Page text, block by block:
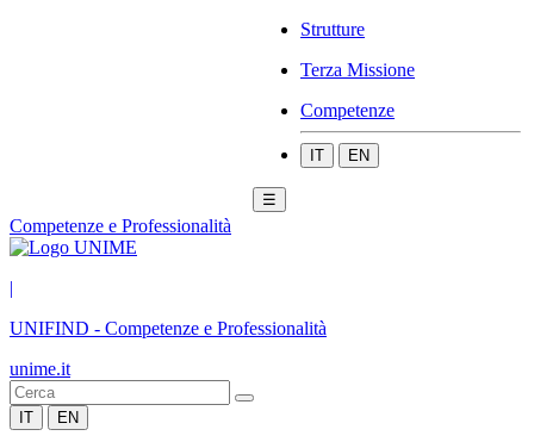
Strutture
Terza Missione
Competenze
IT EN
☰
Competenze e Professionalità
|
UNIFIND - Competenze e Professionalità
unime.it
IT EN